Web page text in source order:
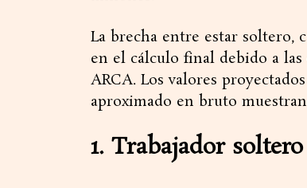
​La brecha entre estar soltero,
en el cálculo final debido a
ARCA. Los valores
aproximado en bruto
​1. Trabajador